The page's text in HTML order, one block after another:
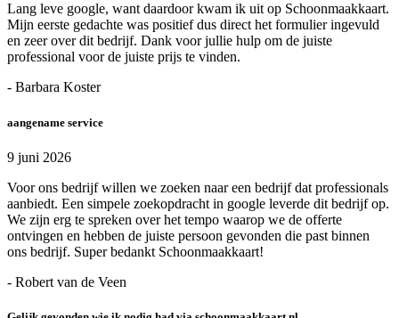
Lang leve google, want daardoor kwam ik uit op Schoonmaakkaart.
Mijn eerste gedachte was positief dus direct het formulier ingevuld
en zeer over dit bedrijf. Dank voor jullie hulp om de juiste
professional voor de juiste prijs te vinden.
- Barbara Koster
aangename service
9 juni 2026
Voor ons bedrijf willen we zoeken naar een bedrijf dat professionals
aanbiedt. Een simpele zoekopdracht in google leverde dit bedrijf op.
We zijn erg te spreken over het tempo waarop we de offerte
ontvingen en hebben de juiste persoon gevonden die past binnen
ons bedrijf. Super bedankt Schoonmaakkaart!
- Robert van de Veen